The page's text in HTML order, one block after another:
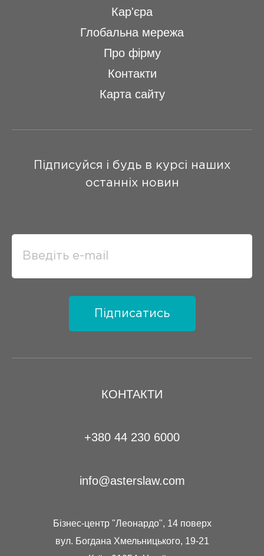
КОНТАКТИ
+380 44 230 6000
info@asterslaw.com
Бізнес-центр "Леонардо", 14 поверх
вул. Богдана Хмельницького, 19-21
Кар'єра
Глобальна мережа
Про фірму
Контакти
Карта сайту
Підписуйся і будь в курсі наших
останніх новин
Підписатись